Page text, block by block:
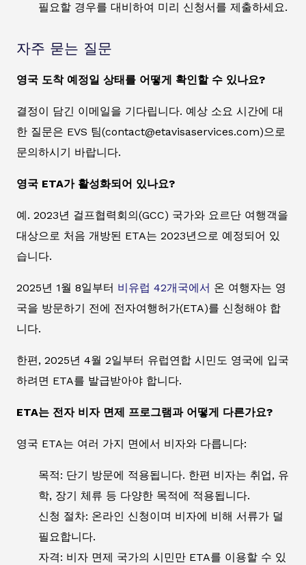
필요할 경우를 대비하여 미리 신청서를 제출하세요.
자주 묻는 질문
영국 도착 예정일 상태를 어떻게 확인할 수 있나요?
결정이 담긴 이메일을 기다립니다. 예상 소요 시간에 대
한 질문은 EVS 팀(contact@etavisaservices.com)으로
문의하시기 바랍니다.
영국 ETA가 활성화되어 있나요?
예. 2023년 걸프협력회의(GCC) 국가와 요르단 여행객을
대상으로 처음 개방된 ETA는 2023년으로 예정되어 있
습니다.
2025년 1월 8일부터 비유럽 42개국에서 온 여행자는 영
국을 방문하기 전에 전자여행허가(ETA)를 신청해야 합
니다.
한편, 2025년 4월 2일부터 유럽연합 시민도 영국에 입국
하려면 ETA를 발급받아야 합니다.
ETA는 전자 비자 면제 프로그램과 어떻게 다른가요?
영국 ETA는 여러 가지 면에서 비자와 다릅니다:
목적: 단기 방문에 적용됩니다. 한편 비자는 취업, 유
학, 장기 체류 등 다양한 목적에 적용됩니다.
신청 절차: 온라인 신청이며 비자에 비해 서류가 덜
필요합니다.
자격: 비자 면제 국가의 시민만 ETA를 이용할 수 있